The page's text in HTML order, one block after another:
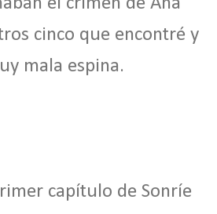
cinco que encontré y
mala espina.
capítulo de Sonríe